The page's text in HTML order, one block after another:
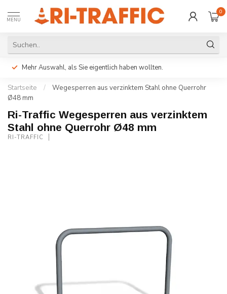
MENU
0
Mehr Auswahl, als Sie eigentlich haben wollten.
Startseite /
Wegesperren aus verzinktem Stahl ohne Querrohr
Ø48 mm
Ri-Traffic Wegesperren aus verzinktem
Stahl ohne Querrohr Ø48 mm
RI-TRAFFIC